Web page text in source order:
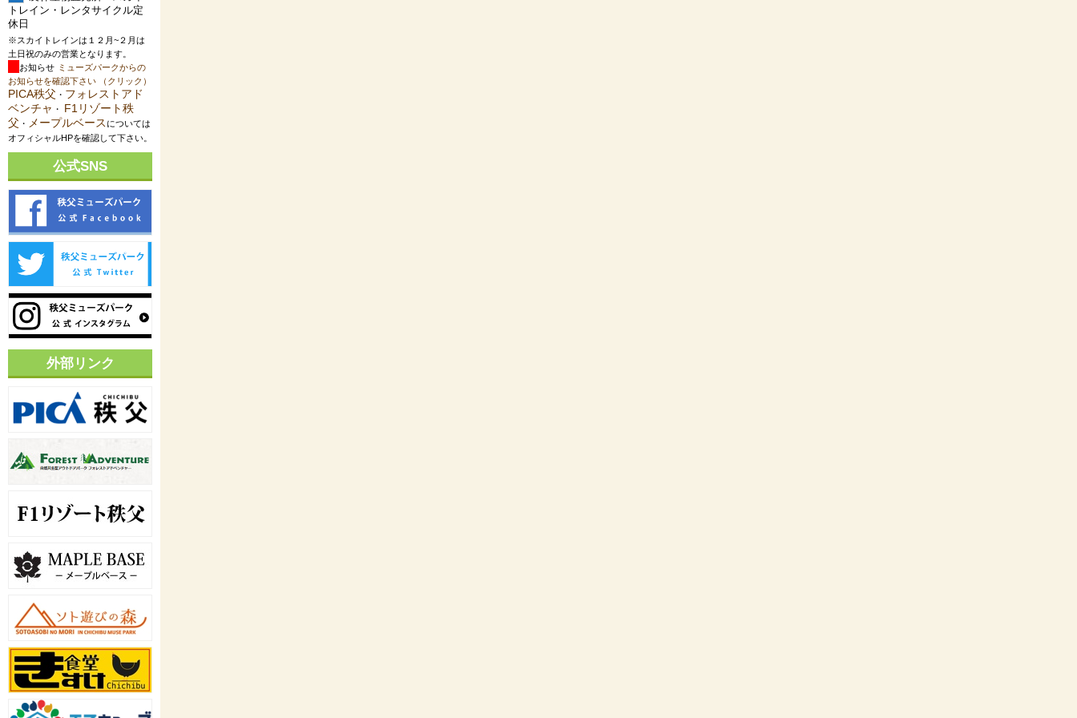
トレイン・レンタサイクル定
休日
※スカイトレインは１２月~２月は
土日祝のみの営業となります。
お知らせ ミューズパークからの
お知らせを確認下さい （クリック）
PICA秩父 ・ フォレストアド
ベンチャ ・ F1リゾート秩
父 ・ メープルベース については
オフィシャルHPを確認して下さい。
公式SNS
外部リンク